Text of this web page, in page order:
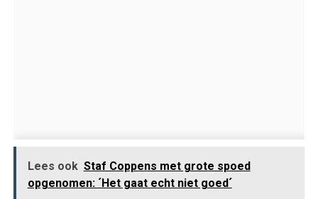
Lees ook Staf Coppens met grote spoed
opgenomen: ´Het gaat echt niet goed´